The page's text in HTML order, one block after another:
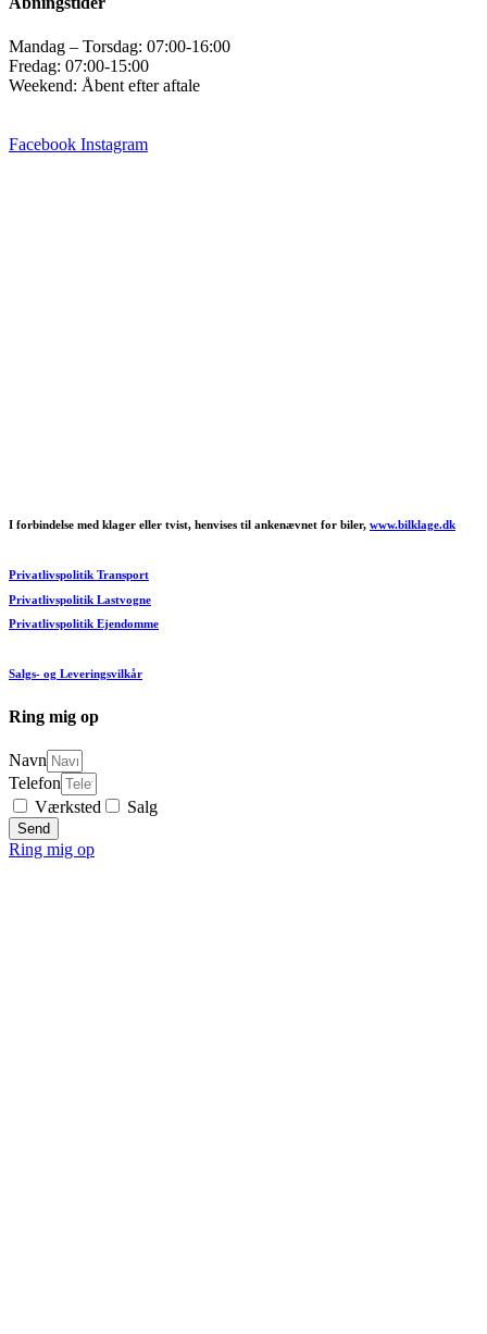
Mandag – Torsdag: 07:00-16:00
Fredag: 07:00-15:00
Weekend: Åbent efter aftale
Facebook Instagram
I forbindelse med klager eller tvist, henvises til ankenævnet for biler, www.bilklage.dk
Privatlivspolitik Transport
Privatlivspolitik Lastvogne
Privatlivspolitik Ejendomme
Salgs- og Leveringsvilkår
Ring mig op
Navn
Telefon
Værksted
Salg
Send
Ring mig op